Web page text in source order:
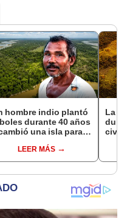
hombre indio plantó
durante 40 años
una isla para
casi 6 veces al
de las Leyendas
LEER MÁS
La
bajo